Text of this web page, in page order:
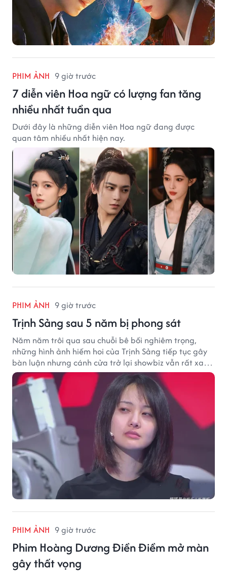
PHIM ẢNH 9 giờ trước
7 diễn viên Hoa ngữ có lượng fan tăng
nhiều nhất tuần qua
Dưới đây là những diễn viên Hoa ngữ đang được
quan tâm nhiều nhất hiện nay.
PHIM ẢNH 9 giờ trước
Trịnh Sảng sau 5 năm bị phong sát
Năm năm trôi qua sau chuỗi bê bối nghiêm trọng,
những hình ảnh hiếm hoi của Trịnh Sảng tiếp tục gây
bàn luận nhưng cánh cửa trở lại showbiz vẫn rất xa
vời.
PHIM ẢNH 9 giờ trước
Phim Hoàng Dương Điền Điềm mở màn
gây thất vọng